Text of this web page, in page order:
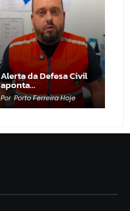
Alerta da Defesa Civil
aponta…
Por Porto Ferreira Hoje